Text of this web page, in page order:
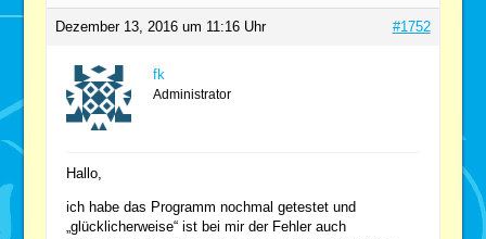
Dezember 13, 2016 um 11:16 Uhr #1752
fk
Administrator
Hallo,
ich habe das Programm nochmal getestet und
„glücklicherweise“ ist bei mir der Fehler auch